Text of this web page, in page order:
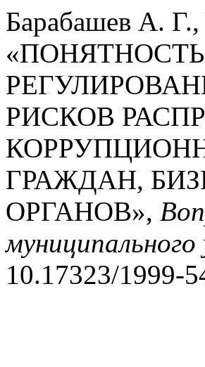
Барабашев А.
РИСКОВ
ГРАЖДАН,
ОРГАНОВ»,
муниципального
10.17323/1999-